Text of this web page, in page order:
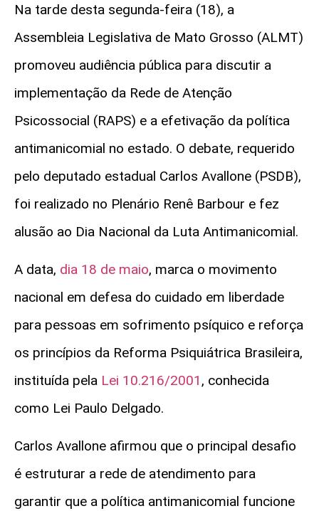
Na tarde desta segunda-feira (18), a
Assembleia Legislativa de Mato Grosso (ALMT)
promoveu audiência pública para discutir a
implementação da Rede de Atenção
Psicossocial (RAPS) e a efetivação da política
antimanicomial no estado. O debate, requerido
pelo deputado estadual Carlos Avallone (PSDB),
foi realizado no Plenário Renê Barbour e fez
alusão ao Dia Nacional da Luta Antimanicomial.
A data, dia 18 de maio, marca o movimento
nacional em defesa do cuidado em liberdade
para pessoas em sofrimento psíquico e reforça
os princípios da Reforma Psiquiátrica Brasileira,
instituída pela Lei 10.216/2001 , conhecida
como Lei Paulo Delgado.
Carlos Avallone afirmou que o principal desafio
é estruturar a rede de atendimento para
garantir que a política antimanicomial funcione